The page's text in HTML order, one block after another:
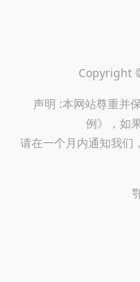
Copyright
声明 :本网站尊重并
例》，如
请在一个月内通知我